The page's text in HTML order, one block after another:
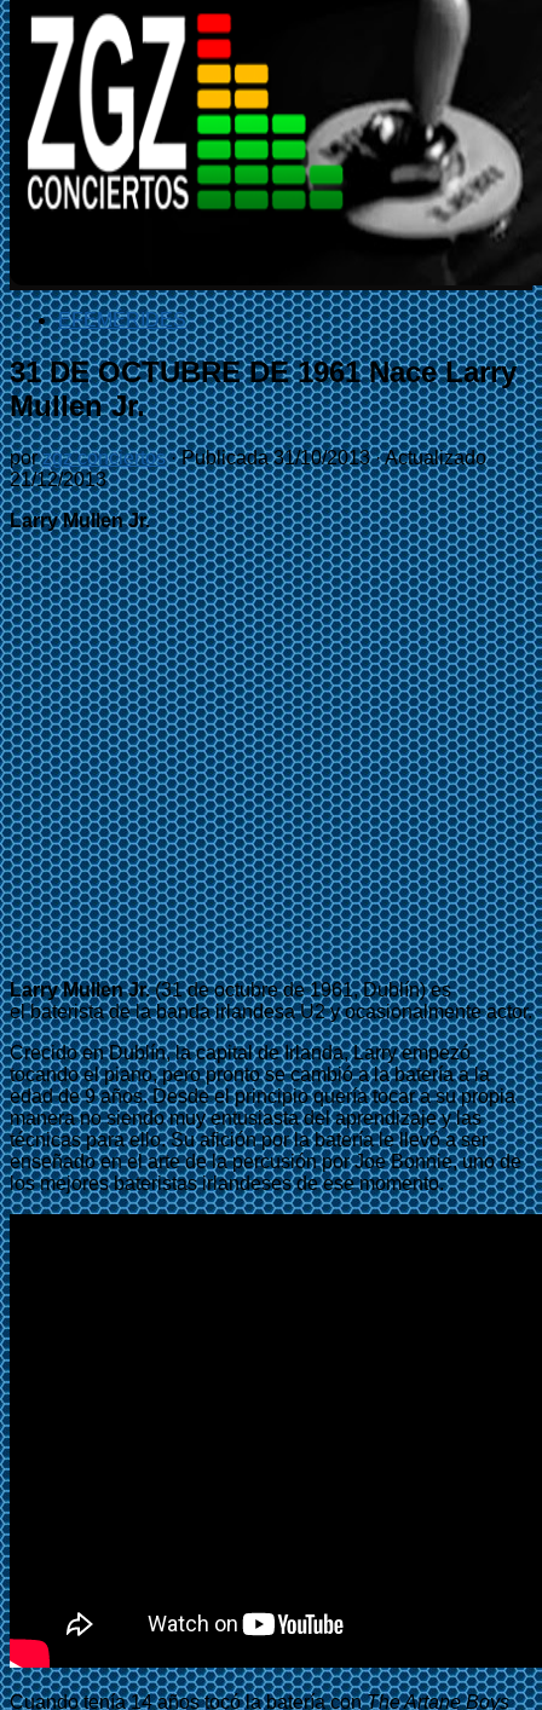
EFEMÉRIDES
31 DE OCTUBRE DE 1961 Nace Larry
Mullen Jr.
porzgz conciertos · Publicada31/10/2013· Actualizado
21/12/2013
Larry Mullen Jr.
Larry Mullen Jr.(31 de octubre de 1961, Dublín) es
el baterista de la banda irlandesa U2 y ocasionalmente actor.
Crecido en Dublín, la capital de Irlanda, Larry empezó
tocando el piano, pero pronto se cambió a la batería a la
edad de 9 años. Desde el principio quería tocar a su propia
manera no siendo muy entusiasta del aprendizaje y las
técnicas para ello. Su afición por la batería le llevó a ser
enseñado en el arte de la percusión por Joe Bonnie, uno de
los mejores bateristas irlandeses de ese momento.
Cuando tenía 14 años tocó la batería conThe Artane Boys